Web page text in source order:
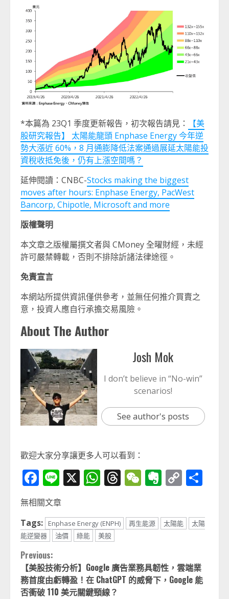
*本篇為 23Q1 季度更新報告，初次報告請見：
【美
股研究報告】 太陽能龍頭 Enphase Energy 今年逆
勢大漲近 60%，8 月通膨降低法案通過展延太陽能投
資稅收抵免後，仍有上漲空間嗎？
延伸閱讀：CNBC-Stocks making the biggest
moves after hours: Enphase Energy, PacWest
Bancorp, Chipotle, Microsoft and more
版權聲明
本文章之版權屬撰文者與 CMoney 全曜財經，未經
許可嚴禁轉載，否則不排除訢諸法律途徑。
免責宣言
本網站所提供資訊僅供參考，並無任何推介買賣之
意，投資人應自行承擔交易風險。
About The Author
Josh Mok
I don’t believe in “No-win”
scenarios!
See author's posts
歡迎大家分享讓更多人可以看到：
Facebook
Line
X WhatsApp
Threads
WeChat
Evernote
Copy
無相關文章
Tags:
Enphase Energy (ENPH) 再生能源 太陽能
太陽
能逆變器
油價 綠能 美股
Continue
Reading
Previous:
【美股技術分析】Google 廣告業務具韌性，雲端業
務首度由虧轉盈！在 ChatGPT 的威脅下，Google 能
否衝破 110 美元關鍵頸線？